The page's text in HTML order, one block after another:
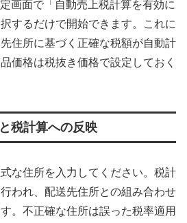
画面で「自動売上税計算を有効に
するだけで開始できます。これに
住所に基づく正確な税額が自動計
価格は税抜き価格で設定しておく
税計算への反映
な住所を入力してください。税計
われ、配送先住所との組み合わせ
。不正確な住所は誤った税率適用